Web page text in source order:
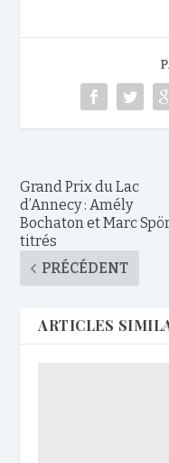
Grand Prix du Lac
d’Annecy : Amély
Bochaton et Marc
titrés
PRÉCÉDENT
ARTICLES